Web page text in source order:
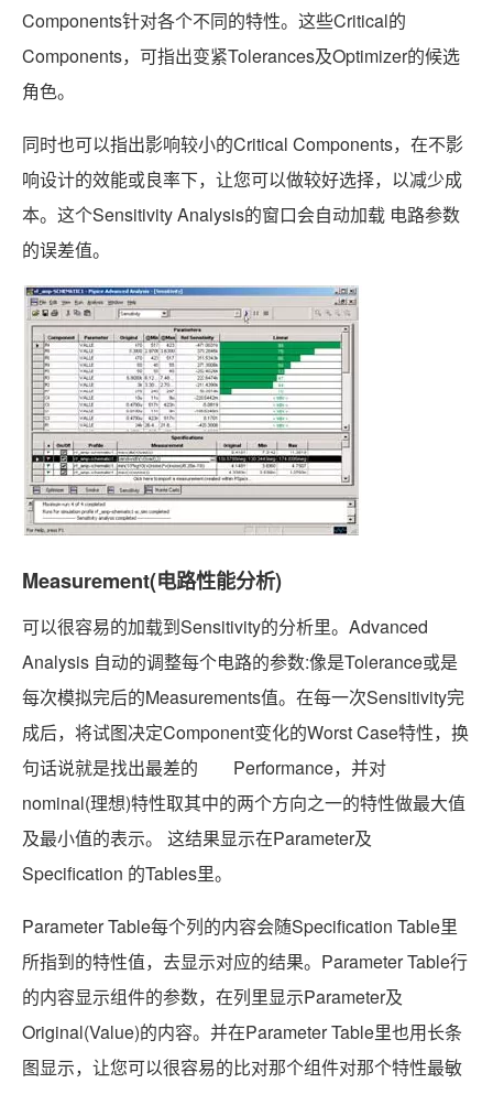
Components针对各个不同的特性。这些Critical的
Components，可指出变紧Tolerances及Optimizer的候选
角色。
同时也可以指出影响较小的Critical Components，在不影
响设计的效能或良率下，让您可以做较好选择，以减少成
本。这个Sensitivity Analysis的窗口会自动加载 电路参数
的误差值。
Measurement(电路性能分析)
可以很容易的加载到Sensitivity的分析里。Advanced
Analysis 自动的调整每个电路的参数:像是Tolerance或是
每次模拟完后的Measurements值。在每一次Sensitivity完
成后，将试图决定Component变化的Worst Case特性，换
句话说就是找出最差的 Performance，并对
nominal(理想)特性取其中的两个方向之一的特性做最大值
及最小值的表示。 这结果显示在Parameter及
Specification 的Tables里。
Parameter Table每个列的内容会随Specification Table里
所指到的特性值，去显示对应的结果。Parameter Table行
的内容显示组件的参数，在列里显示Parameter及
Original(Value)的内容。并在Parameter Table里也用长条
图显示，让您可以很容易的比对那个组件对那个特性最敏